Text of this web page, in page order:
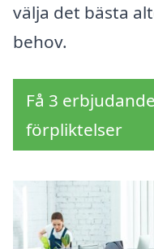
välja det bästa
behov.
Få 3
förpliktelser